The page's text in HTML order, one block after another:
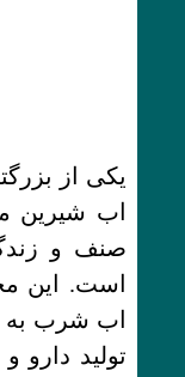
یکی از
اب شیرین
صنف و
است. این
اب شرب به
تولید دارو